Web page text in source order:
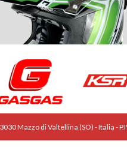
Mazzo di Valtellina (SO) - Italia -